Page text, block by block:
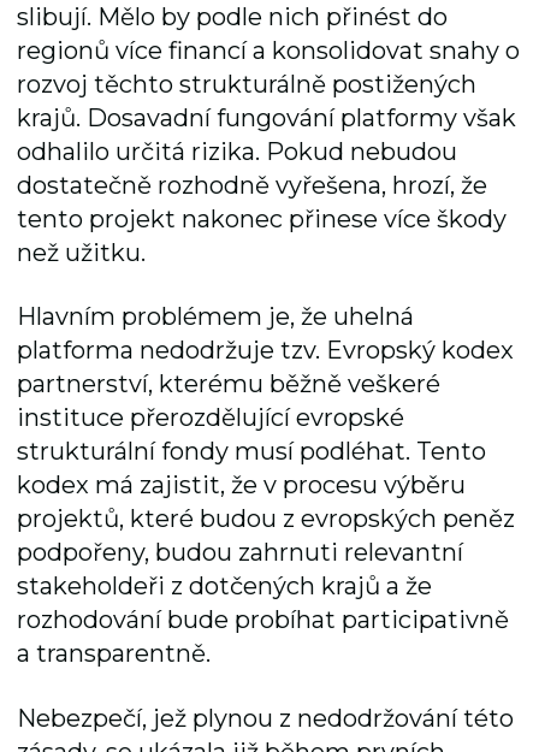
slibují. Mělo by podle nich přinést do
regionů více financí a konsolidovat snahy o
rozvoj těchto strukturálně postižených
krajů. Dosavadní fungování platformy však
odhalilo určitá rizika. Pokud nebudou
dostatečně rozhodně vyřešena, hrozí, že
tento projekt nakonec přinese více škody
než užitku.
Hlavním problémem je, že uhelná
platforma nedodržuje tzv. Evropský kodex
partnerství, kterému běžně veškeré
instituce přerozdělující evropské
strukturální fondy musí podléhat. Tento
kodex má zajistit, že v procesu výběru
projektů, které budou z evropských peněz
podpořeny, budou zahrnuti relevantní
stakeholdeři z dotčených krajů a že
rozhodování bude probíhat participativně
a transparentně.
Nebezpečí, jež plynou z nedodržování této